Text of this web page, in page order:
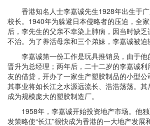
香港知名人士李嘉诚先生1928年出生于广
校长。1940年为躲避日本侵略者的压迫，全
后，李先生的父亲不幸染上肺病，因当时缺
不治。为了养活母亲和三个弟妹，李嘉诚被迫
李嘉诚第一份工作是玩具推销员，由于他
晋升为总经理；两年后，二十二岁的李嘉诚
友的借贷，开办了一家生产塑胶制品的小型公
其事业将如长江之水源远流长、浩浩荡荡。
成为规模庞大的塑胶制造厂。
1958年，李嘉诚开始投资地产市场。他独
发策略使“长江”很快成为香港的一大地产发展